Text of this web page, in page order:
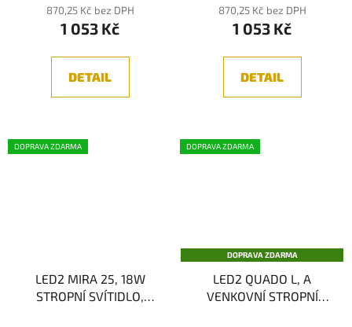
870,25 Kč bez DPH
1 053 Kč
DETAIL
870,25 Kč bez DPH
1 053 Kč
DETAIL
DOPRAVA ZDARMA
LED2 MIRA 25, 18W
STROPNÍ SVÍTIDLO,
DOPRAVA ZDARMA
DOPRAVA ZDARMA
LED2 QUADO L, A
VENKOVNÍ STROPNÍ